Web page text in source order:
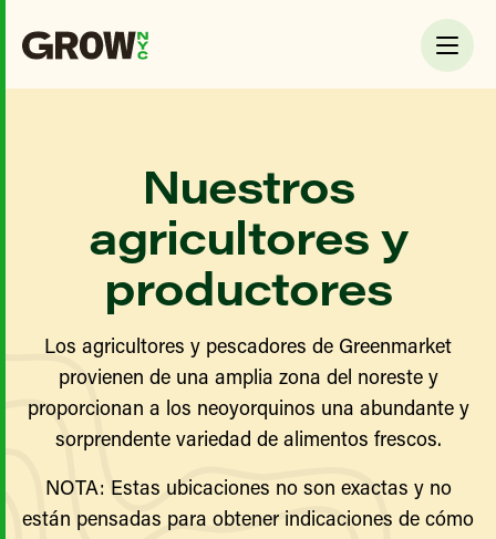
Nuestros
agricultores y
productores
Los agricultores y pescadores de Greenmarket
provienen de una amplia zona del noreste y
proporcionan a los neoyorquinos una abundante y
sorprendente variedad de alimentos frescos.
NOTA: Estas ubicaciones no son exactas y no
están pensadas para obtener indicaciones de cómo